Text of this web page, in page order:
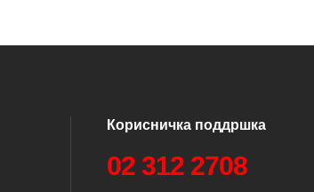
Корисничка поддршка
02 312 2708